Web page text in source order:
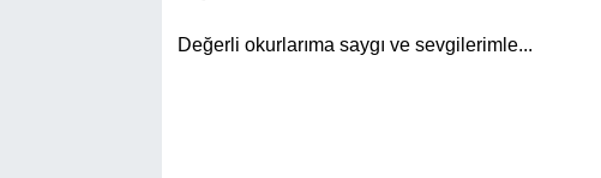
Değerli okurlarıma saygı ve sevgilerimle...